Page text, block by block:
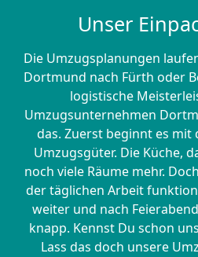
Unser
Die Umzugsplanungen
Dortmund nach Fürth oder
logistische
Umzugsunternehmen
das. Zuerst beginnt es mit
Umzugsgüter. Die Küche,
noch viele Räume mehr.
der täglichen Arbeit
weiter und nach
knapp. Kennst Du schon
Lass das doch unsere